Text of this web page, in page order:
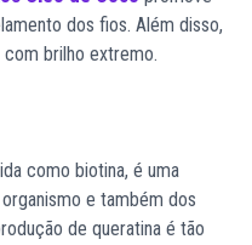
dos fios. Além disso,
brilho extremo.
como biotina, é uma
e também dos
de queratina é tão